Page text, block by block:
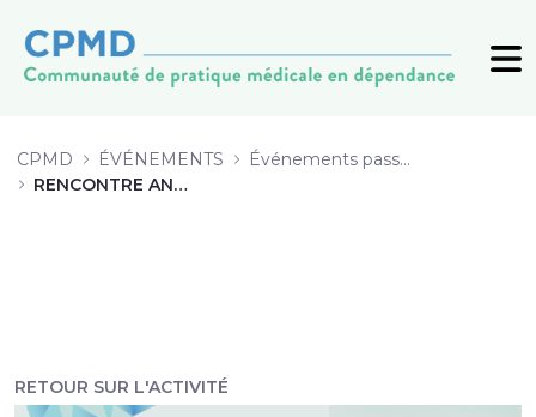
CPMD ÉVÉNEMENTS
Événements passés (archive)
RENCONTRE ANNUELLE 2022
RETOUR SUR L'ACTIVITÉ